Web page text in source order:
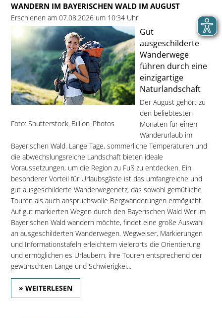
WANDERN IM BAYERISCHEN WALD IM AUGUST
Erschienen am 07.08.2026 um 10:34 Uhr
Foto: Shutterstock_Billion_Photos
Gut
ausgeschilderte
Wanderwege
führen durch eine
einzigartige
Naturlandschaft
Der August gehört zu
den beliebtesten
Monaten für einen
Wanderurlaub im
Bayerischen Wald. Lange Tage, sommerliche Temperaturen und
die abwechslungsreiche Landschaft bieten ideale
Voraussetzungen, um die Region zu Fuß zu entdecken. Ein
besonderer Vorteil für Urlaubsgäste ist das umfangreiche und
gut ausgeschilderte Wanderwegenetz, das sowohl gemütliche
Touren als auch anspruchsvolle Bergwanderungen ermöglicht.
Auf gut markierten Wegen durch den Bayerischen Wald Wer im
Bayerischen Wald wandern möchte, findet eine große Auswahl
an ausgeschilderten Wanderwegen. Wegweiser, Markierungen
und Informationstafeln erleichtern vielerorts die Orientierung
und ermöglichen es Urlaubern, ihre Touren entsprechend der
gewünschten Länge und Schwierigkei...
» WEITERLESEN